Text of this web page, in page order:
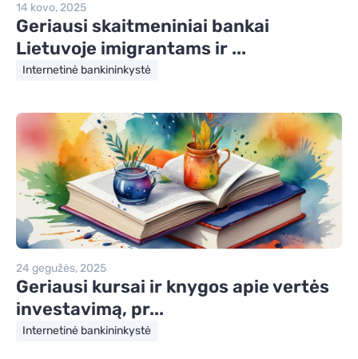
14 kovo, 2025
Geriausi skaitmeniniai bankai
Lietuvoje imigrantams ir ...
Internetinė bankininkystė
24 gegužės, 2025
Geriausi kursai ir knygos apie vertės
investavimą, pr...
Internetinė bankininkystė